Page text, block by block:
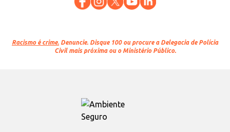
Racismo é crime. Denuncie. Disque 100 ou procure a Delegacia de Polícia
Civil mais próxima ou o Ministério Público.